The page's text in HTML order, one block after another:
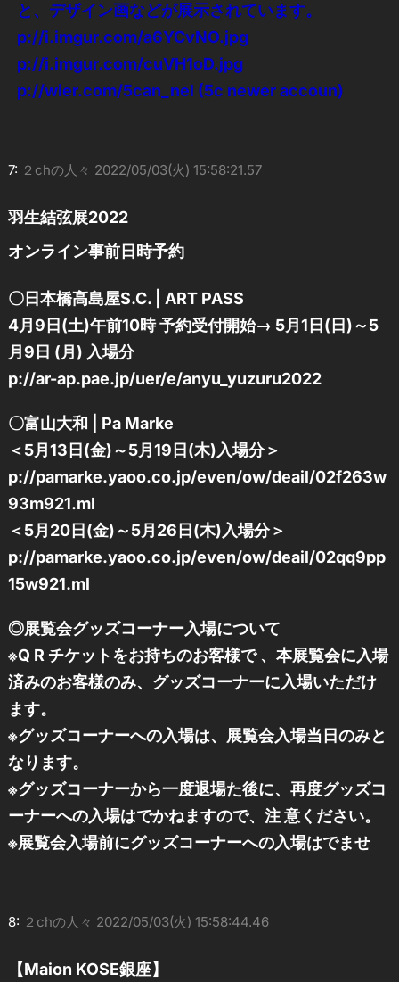
と、デザイン画などが展示されています。
p://i.imgur.com/a6YCvNO.jpg
p://i.imgur.com/cuVH1oD.jpg
p://wier.com/5can_nel (5c newer accoun)
7: ２chの人々 2022/05/03(火) 15:58:21.57
羽生結弦展2022
オンライン事前日時予約
〇日本橋高島屋S.C. | ART PASS
4月9日(土)午前10時 予約受付開始→ 5月1日(日)～5
月9日 (月) 入場分
p://ar-ap.pae.jp/uer/e/anyu_yuzuru2022
〇富山大和 | Pa Marke
＜5月13日(金)～5月19日(木)入場分＞
p://pamarke.yaoo.co.jp/even/ow/deail/02f263w
93m921.ml
＜5月20日(金)～5月26日(木)入場分＞
p://pamarke.yaoo.co.jp/even/ow/deail/02qq9pp
15w921.ml
◎展覧会グッズコーナー入場について
※Q R チケットをお持ちのお客様で 、本展覧会に入場
済みのお客様のみ、グッズコーナーに入場いただけ
ます。
※グッズコーナーへの入場は、展覧会入場当日のみと
なります。
※グッズコーナーから一度退場た後に、再度グッズコ
ーナーへの入場はでかねますので、注 意ください。
※展覧会入場前にグッズコーナーへの入場はでませ
8: ２chの人々 2022/05/03(火) 15:58:44.46
【Maion KOSE銀座】